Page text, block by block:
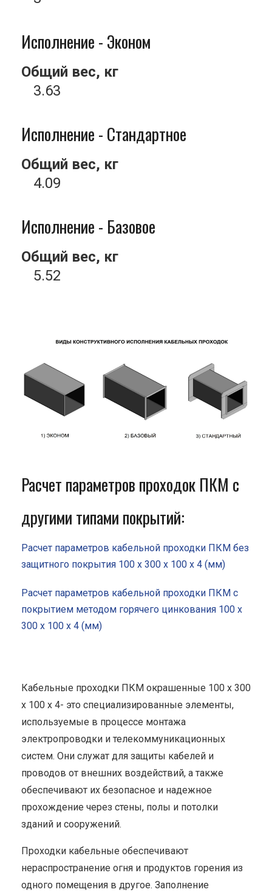
Исполнение - Эконом
Общий вес, кг
3.63
Исполнение - Стандартное
Общий вес, кг
4.09
Исполнение - Базовое
Общий вес, кг
5.52
Расчет параметров проходок ПКМ с
другими типами покрытий:
Расчет параметров кабельной проходки ПКМ без
защитного покрытия 100 x 300 x 100 x 4 (мм)
Расчет параметров кабельной проходки ПКМ с
покрытием методом горячего цинкования 100 x
300 x 100 x 4 (мм)
Кабельные проходки ПКМ окрашенные 100 x 300
x 100 x 4- это специализированные элементы,
используемые в процессе монтажа
электропроводки и телекоммуникационных
систем. Они служат для защиты кабелей и
проводов от внешних воздействий, а также
обеспечивают их безопасное и надежное
прохождение через стены, полы и потолки
зданий и сооружений.
Проходки кабельные обеспечивают
нераспространение огня и продуктов горения из
одного помещения в другое. Заполнение